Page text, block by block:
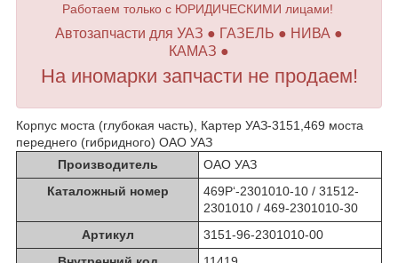
Работаем только с ЮРИДИЧЕСКИМИ лицами!
Автозапчасти для УАЗ ● ГАЗЕЛЬ ● НИВА ●
КАМАЗ ●
На иномарки запчасти не продаем!
Корпус моста (глубокая часть), Картер УАЗ-3151,469 моста
переднего (гибридного) ОАО УАЗ
Производитель
ОАО УАЗ
Каталожный номер
469Р‘-2301010-10 / 31512-
2301010 / 469-2301010-30
Артикул
3151-96-2301010-00